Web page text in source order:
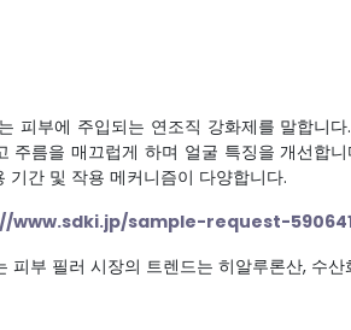
피부에 주입되는 연조직 강화제를 말합니
름을 매끄럽게 하며 얼굴 특징을 개선합
간 및 작용 메커니즘이 다양합니다.
www.sdki.jp/sample-request-
피부 필러 시장의 트렌드는 히알루론산, 수